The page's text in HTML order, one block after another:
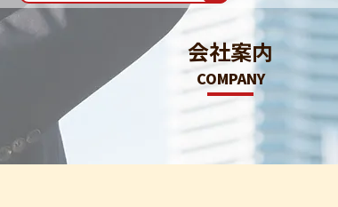
会社案内
COMPANY